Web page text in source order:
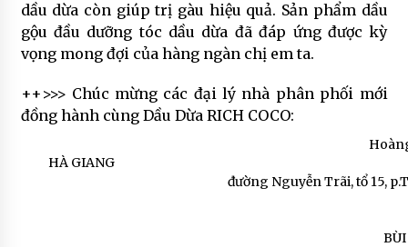
dầu dừa còn giúp trị gàu hiệu quả. Sản phẩm dầu
gộu đầu dưỡng tóc dầu dừa đã đáp ứng được kỳ
vọng mong đợi của hàng ngàn chị em ta.
++>>> Chúc mừng các đại lý nhà phân phối mới
đồng hành cùng Dầu Dừa RICH COCO:
HÀ GIANG
đường Nguyễn Trãi, tổ 15,